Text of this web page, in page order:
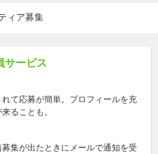
ィア募集
サービス
て応募が簡単。プロフィールを充
ることも。
集が出たときにメールで通知を受